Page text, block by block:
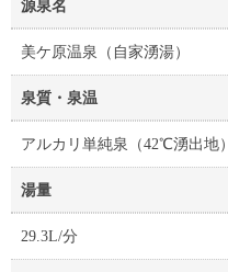
源泉名
美ケ原温泉（自家湧湯）
泉質・泉温
アルカリ単純泉（42℃湧出地）
湯量
29.3L/分